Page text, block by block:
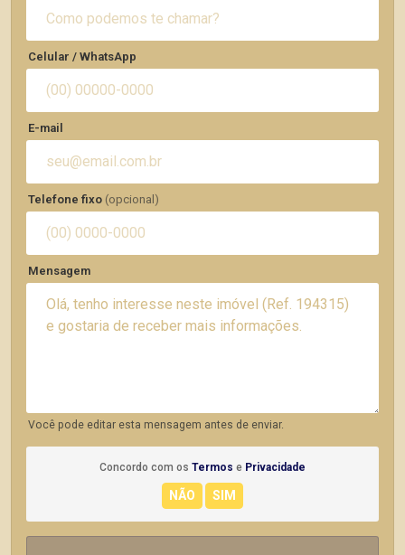
Celular / WhatsApp
E-mail
Telefone fixo (opcional)
Mensagem
Você pode editar esta mensagem antes de enviar.
Concordo com os Termos e Privacidade